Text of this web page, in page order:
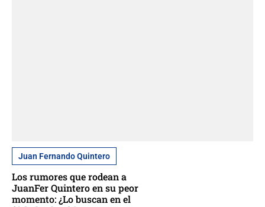
Juan Fernando Quintero
Los rumores que rodean a
JuanFer Quintero en su peor
momento: ¿Lo buscan en el